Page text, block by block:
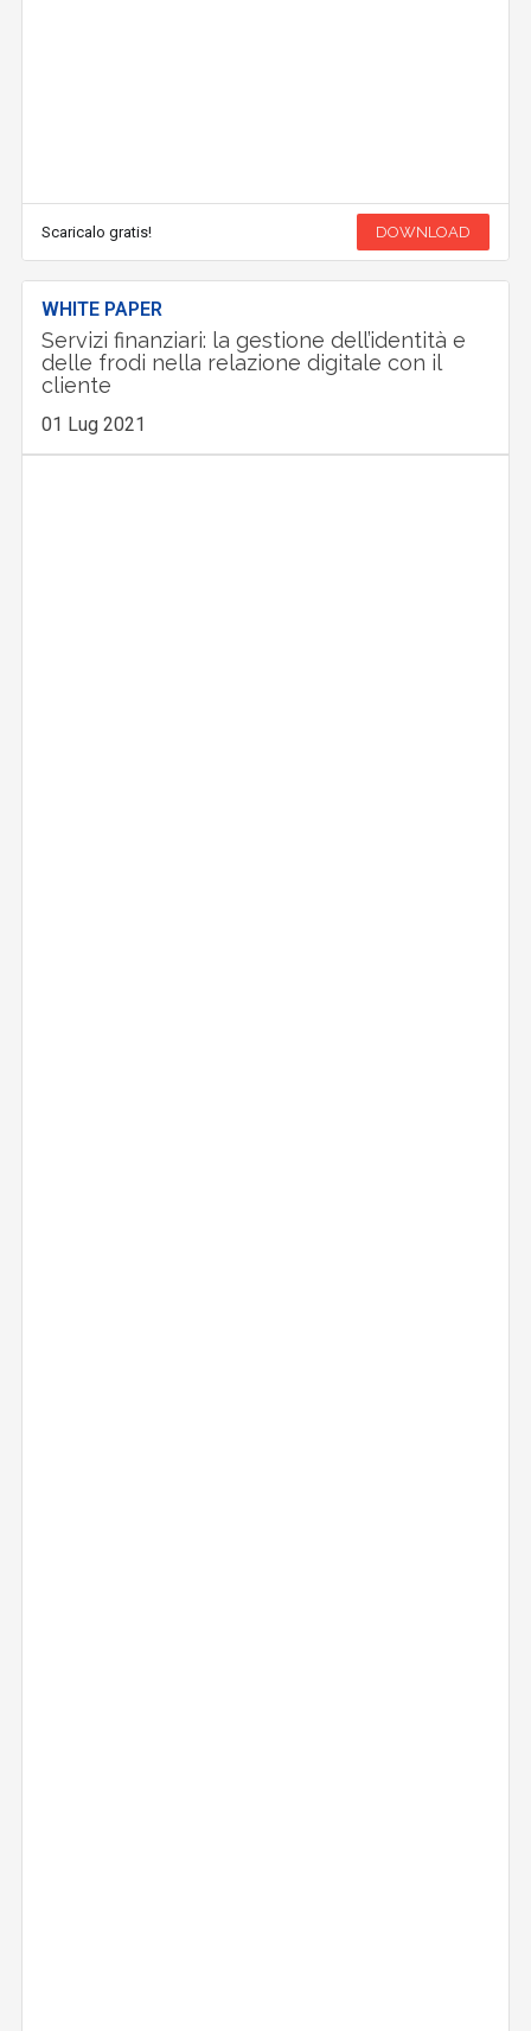
Scaricalo gratis! DOWNLOAD
WHITE PAPER
Servizi finanziari: la gestione dell’identità e
delle frodi nella relazione digitale con il
cliente
01 Lug 2021